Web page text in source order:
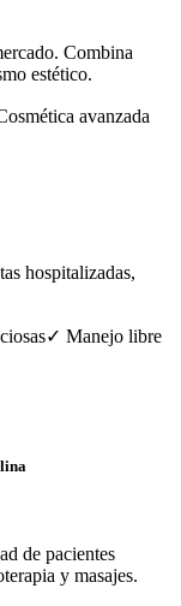
Combina
estético.
avanzada
hospitalizadas,
✓ Manejo libre
de pacientes
y masajes.